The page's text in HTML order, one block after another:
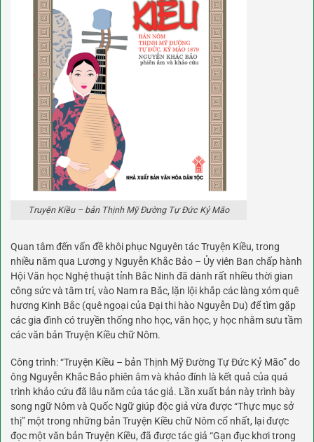
Truyện Kiều – bản Thịnh Mỹ Đường Tự Đức Kỷ Mão
Quan tâm đến vấn đề khôi phục Nguyên tác Truyện Kiều, trong
nhiều năm qua Lương y Nguyễn Khắc Bảo – Ủy viên Ban chấp hành
Hội Văn học Nghệ thuật tỉnh Bắc Ninh đã dành rất nhiều thời gian
công sức và tâm trí, vào Nam ra Bắc, lặn lội khắp các làng xóm quê
hương Kinh Bắc (quê ngoại của Đại thi hào Nguyễn Du) để tìm gặp
các gia đình có truyền thống nho học, văn học, y học nhằm sưu tầm
các văn bản Truyện Kiều chữ Nôm.
Công trình: “Truyện Kiều – bản Thịnh Mỹ Đường Tự Đức Kỷ Mão” do
ông Nguyễn Khắc Bảo phiên âm và khảo đính là kết quả của quá
trình khảo cứu đã lâu năm của tác giả. Lần xuất bản này trình bày
song ngữ Nôm và Quốc Ngữ giúp độc giả vừa được “Thực mục sở
thị” một trong những bản Truyện Kiều chữ Nôm cổ nhất, lại được
đọc một văn bản Truyện Kiều, đã được tác giả “Gạn đục khơi trong